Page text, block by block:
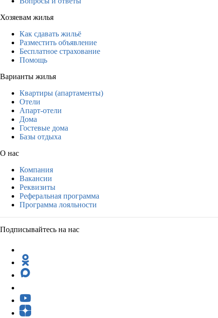
Хозяевам жилья
Как сдавать жильё
Разместить объявление
Бесплатное страхование
Помощь
Варианты жилья
Квартиры (апартаменты)
Отели
Апарт-отели
Дома
Гостевые дома
Базы отдыха
О нас
Компания
Вакансии
Реквизиты
Реферальная программа
Программа лояльности
Подписывайтесь на нас